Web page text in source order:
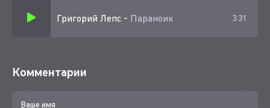
Григорий Лепс - Параноик 3:31
Комментарии